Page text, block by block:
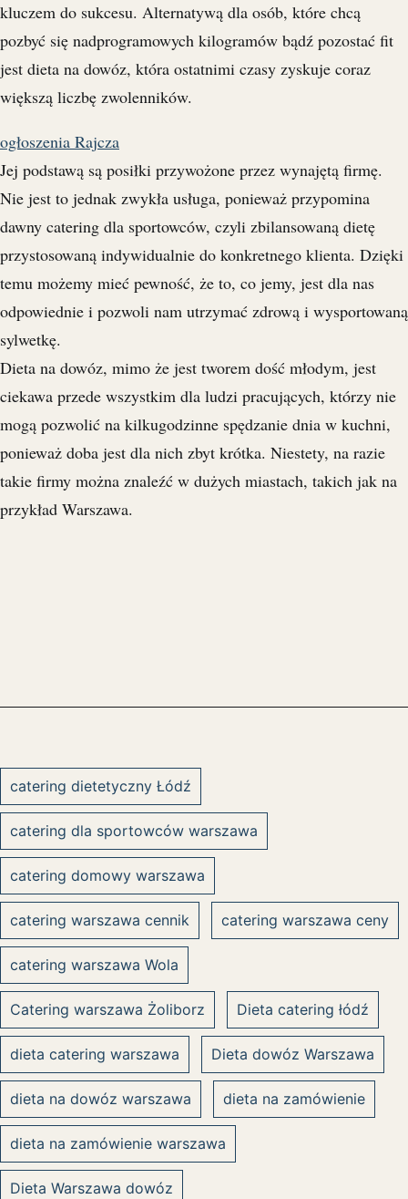
kluczem do sukcesu. Alternatywą dla osób, które chcą
pozbyć się nadprogramowych kilogramów bądź pozostać fit
jest dieta na dowóz, która ostatnimi czasy zyskuje coraz
większą liczbę zwolenników.
ogłoszenia Rajcza
Jej podstawą są posiłki przywożone przez wynajętą firmę.
Nie jest to jednak zwykła usługa, ponieważ przypomina
dawny catering dla sportowców, czyli zbilansowaną dietę
przystosowaną indywidualnie do konkretnego klienta. Dzięki
temu możemy mieć pewność, że to, co jemy, jest dla nas
odpowiednie i pozwoli nam utrzymać zdrową i wysportowaną
sylwetkę.
Dieta na dowóz, mimo że jest tworem dość młodym, jest
ciekawa przede wszystkim dla ludzi pracujących, którzy nie
mogą pozwolić na kilkugodzinne spędzanie dnia w kuchni,
ponieważ doba jest dla nich zbyt krótka. Niestety, na razie
takie firmy można znaleźć w dużych miastach, takich jak na
przykład Warszawa.
catering dietetyczny Łódź
catering dla sportowców warszawa
catering domowy warszawa
catering warszawa cennik catering warszawa ceny
catering warszawa Wola
Catering warszawa Żoliborz Dieta catering łódź
dieta catering warszawa Dieta dowóz Warszawa
dieta na dowóz warszawa dieta na zamówienie
dieta na zamówienie warszawa
Dieta Warszawa dowóz